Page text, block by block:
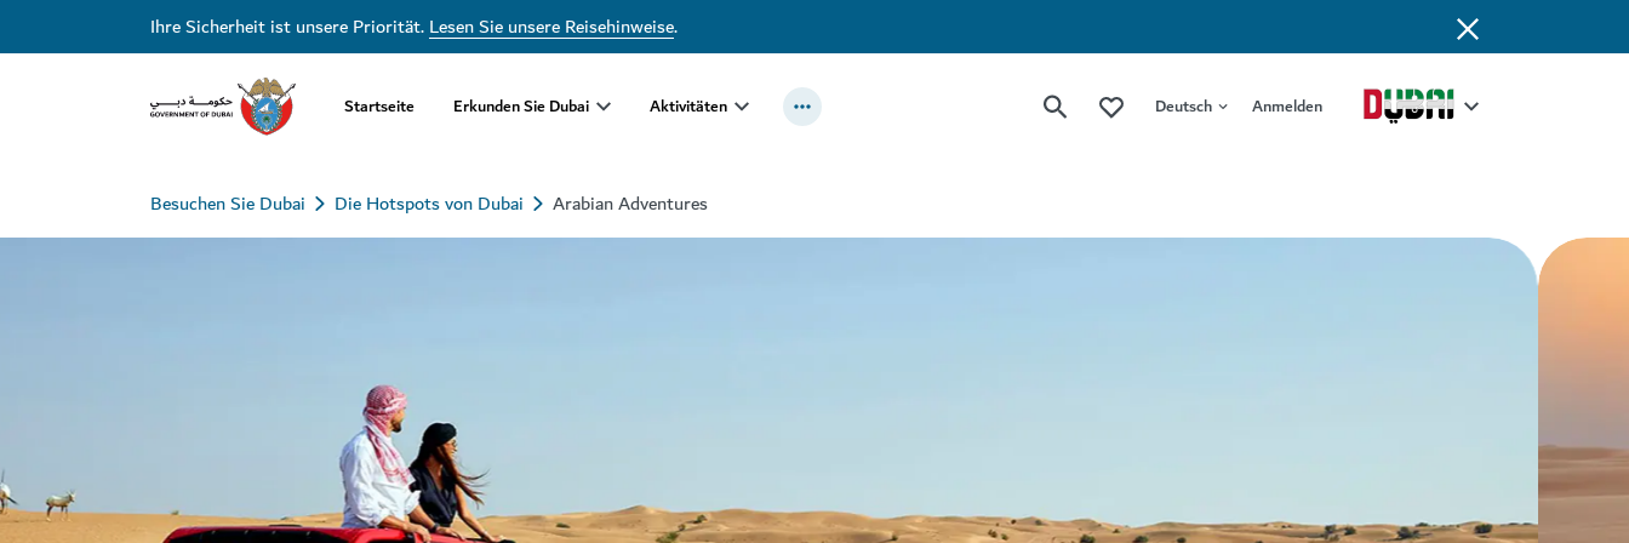
Ihre Sicherheit ist unsere Priorität.Lesen Sie unsere Reisehinweise.
Startseite Erkunden Sie Dubai Aktivitäten Deutsch Anmelden
Besuchen Sie Dubai Die Hotspots von Dubai Arabian Adventures